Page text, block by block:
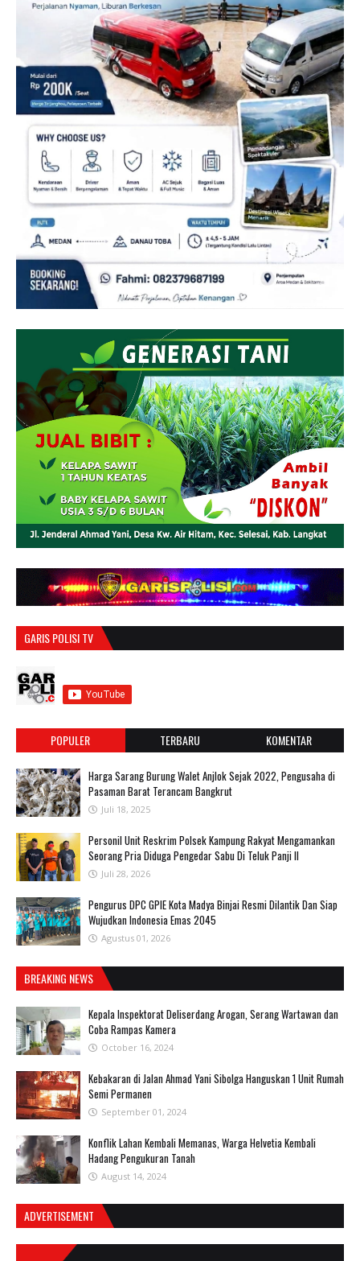
GARIS POLISI TV
POPULER TERBARU KOMENTAR
Harga Sarang Burung Walet Anjlok Sejak 2022, Pengusaha di
Pasaman Barat Terancam Bangkrut
Juli 18, 2025
Personil Unit Reskrim Polsek Kampung Rakyat Mengamankan
Seorang Pria Diduga Pengedar Sabu Di Teluk Panji II
Juli 28, 2026
Pengurus DPC GPIE Kota Madya Binjai Resmi Dilantik Dan Siap
Wujudkan Indonesia Emas 2045
Agustus 01, 2026
BREAKING NEWS
Kepala Inspektorat Deliserdang Arogan, Serang Wartawan dan
Coba Rampas Kamera
October 16, 2024
Kebakaran di Jalan Ahmad Yani Sibolga Hanguskan 1 Unit Rumah
Semi Permanen
September 01, 2024
Konflik Lahan Kembali Memanas, Warga Helvetia Kembali
Hadang Pengukuran Tanah
August 14, 2024
ADVERTISEMENT